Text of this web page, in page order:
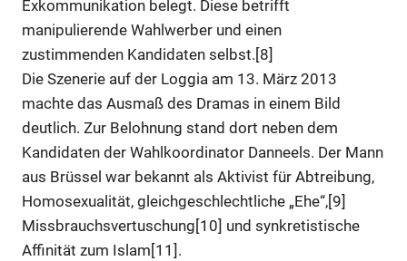
Exkommunikation belegt. Diese betrifft
manipulierende Wahlwerber und einen
zustimmenden Kandidaten selbst.[8]
Die Szenerie auf der Loggia am 13. März 2013
machte das Ausmaß des Dramas in einem Bild
deutlich. Zur Belohnung stand dort neben dem
Kandidaten der Wahlkoordinator Danneels. Der Mann
aus Brüssel war bekannt als Aktivist für Abtreibung,
Homosexualität, gleichgeschlechtliche „Ehe“,[9]
Missbrauchsvertuschung[10] und synkretistische
Affinität zum Islam[11].